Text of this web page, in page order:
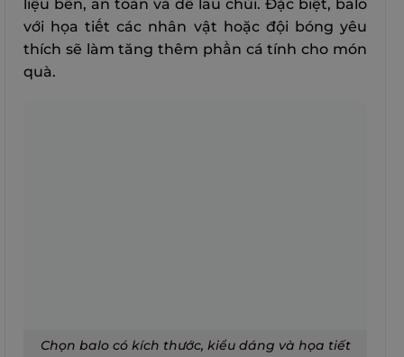
liệu bền, an toàn và dễ lau chùi. Đặc biệt, balo
với họa tiết các nhân vật hoặc đội bóng yêu
thích sẽ làm tăng thêm phần cá tính cho món
quà.
Chọn balo có kích thước, kiểu dáng và họa tiết